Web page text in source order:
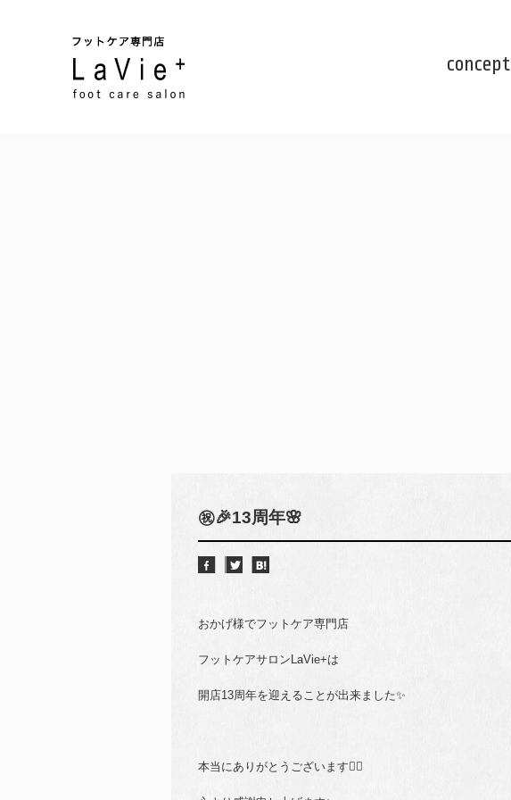
concept
㊗️🎉13周年🌸
おかげ様でフットケア専門店
フットケアサロンLaVie+は
開店13周年を迎えることが出来ました✨️
本当にありがとうございます🙇‍♀️